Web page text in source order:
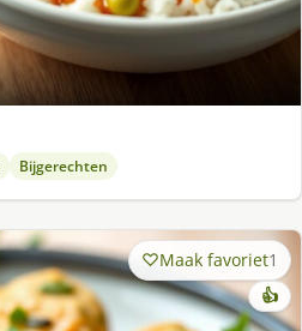
Bijgerechten
Maak favoriet1
👍